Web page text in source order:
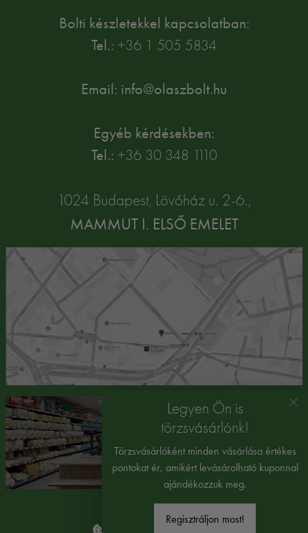
Bolti készletekkel kapcsolatban:
Tel.: +36 1 505 5834
Email: info@olaszbolt.hu
Egyéb kérdésekben:
Tel.: +36 30 348 1110
1024 Budapest, Lövőház u. 2-6.,
MAMMUT I. ELSŐ EMELET
×
Legyen Ön is
törzsvásárlónk!
Törzsvásárlóként minden vásárlása értékes
pontokat ér, amikért levásárolható kuponnal
ajándékozzuk meg.
Regisztráljon most!